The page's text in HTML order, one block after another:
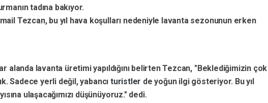
tadına bakıyor.
Tezcan, bu yıl hava koşulları nedeniyle lavanta sezonunun erken
alanda lavanta üretimi yapıldığını belirten Tezcan, "Beklediğimizin çok
Sadece yerli değil, yabancı turistler de yoğun ilgi gösteriyor. Bu yıl
ulaşacağımızı düşünüyoruz." dedi.